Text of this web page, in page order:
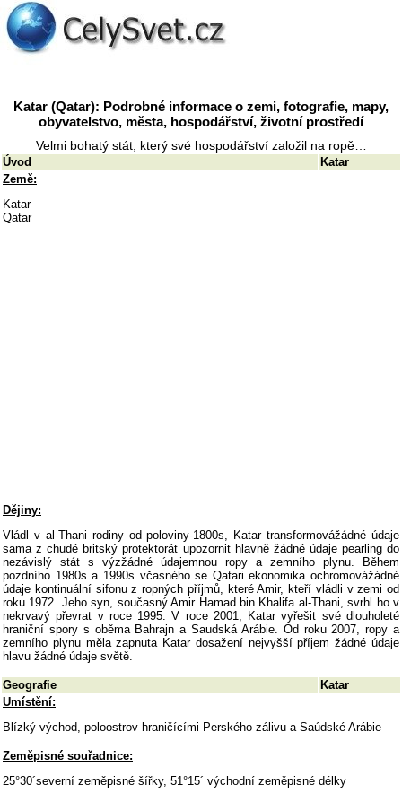
Katar (Qatar): Podrobné informace o zemi, fotografie, mapy,
obyvatelstvo, města, hospodářství, životní prostředí
Velmi bohatý stát, který své hospodářství založil na ropě…
Úvod
Katar
Země:
Katar
Qatar
Dějiny:
Vládl v al-Thani rodiny od poloviny-1800s, Katar transformovážádné údaje
sama z chudé britský protektorát upozornit hlavně žádné údaje pearling do
nezávislý stát s výzžádné údajemnou ropy a zemního plynu. Během
pozdního 1980s a 1990s včasného se Qatari ekonomika ochromovážádné
údaje kontinuální sifonu z ropných příjmů, které Amir, kteří vládli v zemi od
roku 1972. Jeho syn, současný Amir Hamad bin Khalifa al-Thani, svrhl ho v
nekrvavý převrat v roce 1995. V roce 2001, Katar vyřešit své dlouholeté
hraniční spory s oběma Bahrajn a Saudská Arábie. Od roku 2007, ropy a
zemního plynu měla zapnuta Katar dosažení nejvyšší příjem žádné údaje
hlavu žádné údaje světě.
Geografie
Katar
Umístění:
Blízký východ, poloostrov hraničícími Perského zálivu a Saúdské Arábie
Zeměpisné souřadnice:
25°30´severní zeměpisné šířky, 51°15´ východní zeměpisné délky